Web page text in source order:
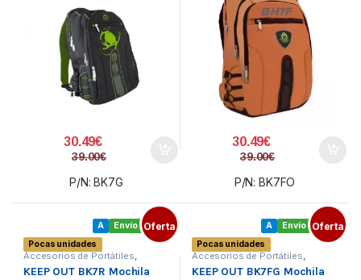
30.49€
39.00€
P/N: BK7G
30.49€
39.00€
P/N: BK7FO
Envío gratis
A Oferta
Pocas unidades
Accesorios de Portátiles,
Ordenadores
KEEP OUT BK7R Mochila
Envío gratis
A Oferta
Pocas unidades
Accesorios de Portátiles,
Ordenadores
KEEP OUT BK7FG Mochila